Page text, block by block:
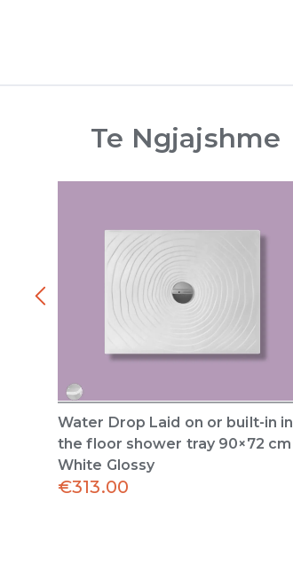
Te Ngjajshme
Water Drop Laid on or built-in in
the floor shower tray 90×72 cm
White Glossy
€313.00